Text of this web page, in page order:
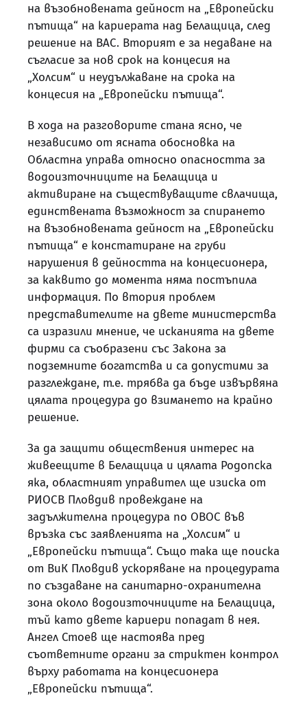
на възобновената дейност на „Европейски
пътища“ на кариерата над Белащица, след
решение на ВАС. Вторият е за недаване на
съгласие за нов срок на концесия на
„Холсим“ и неудължаване на срока на
концесия на „Европейски пътища“.
В хода на разговорите стана ясно, че
независимо от ясната обосновка на
Областна управа относно опасността за
водоизточниците на Белащица и
активиране на съществуващите свлачища,
единствената възможност за спирането
на възобновената дейност на „Европейски
пътища“ е констатиране на груби
нарушения в дейността на концесионера,
за каквито до момента няма постъпила
информация. По втория проблем
представителите на двете министерства
са изразили мнение, че исканията на двете
фирми са съобразени със Закона за
подземните богатства и са допустими за
разглеждане, т.е. трябва да бъде извървяна
цялата процедура до взимането на крайно
решение.
За да защити обществения интерес на
живеещите в Белащица и цялата Родопска
яка, областният управител ще изиска от
РИОСВ Пловдив провеждане на
задължителна процедура по ОВОС във
връзка със заявленията на „Холсим“ и
„Европейски пътища“. Също така ще поиска
от ВиК Пловдив ускоряване на процедурата
по създаване на санитарно-охранителна
зона около водоизточниците на Белащица,
тъй като двете кариери попадат в нея.
Ангел Стоев ще настоява пред
съответните органи за стриктен контрол
върху работата на концесионера
„Европейски пътища“.